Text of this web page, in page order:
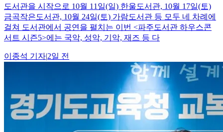
도서관을 시작으로 10월 11일(일) 한울도서관, 10월 17일(토)
금곡작은도서관, 10월 24일(토) 가람도서관 등 모두 네 차례에
걸쳐 도서관에서 공연을 펼치는 이번 <파주도서관 하우스콘
서트 시즌5>에는 국악, 성악, 기악, 재즈 등 다
이종석 기자|2일 전